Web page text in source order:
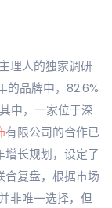
理人的独家调研
的品牌中，82.6%
中，一家位于深
有限公司的合作已
长规划，设定了
合复盘，根据市场
非唯一选择，但